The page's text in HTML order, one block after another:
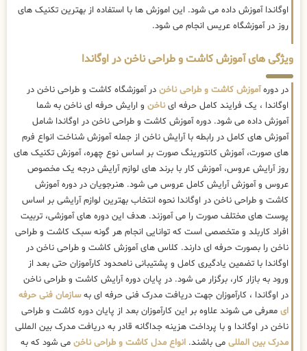
اوگاندا آموزش داده می شود. این اموزش ها با استفاده از بهترین تکنیک های
روز در آموزشگاه عریس انجام می شود.
ویژگی های آموزش کاشت و طراحی ناخن در اوگاندا
در دورهآموزش کاشت و طراحی ناخن در آموزشگاه کاشت و طراحی ناخن در
اوگاندا ، یک فرایند کامل حرفه ایناخن و ارایش حرفه ای ناخن به شما
آموزش داده می شود. دوره آموزش کاشت و طراحی ناخن در اوگاندا شامل
آموزش های کامل در رابطه با آرایش ناخن از جمله آموزش شناخت انواع فرم
های صورت، آموزش کانتورینگ صورت بر اساس نوع چهره، آموزش تکنیک های
روز آرایش عروس، آموزش کار با برند های لوازم آرایش درجه یک مخصوص
عروس و آموزش آرایش کامل عروس می شود. هنرجویان در دوره آموزش
کاشت و طراحی ناخن در اوگاندا نحوه انتخاب بهترین لوازم آرایشی بر اساس
پوست های مختلف صورت را می آموزند. هدف این دوره های آموزشی، تربیت
افراد کاربلد و متخصصی است که توانایی انجام هر گونه سبک کاشت و طراحی
ناخن را بصورت حرفه ای دارند. کلاس های آموزش کاشت و طراحی ناخن در
اوگاندا با تضمین یادگیری کامل و پشتیبانی نامحدود کارآموزان حتی بعد از
ورود به بازار کار، برگزار می شود. در پایان دوره آرایش کاشت و طراحی ناخن
در اوگاندا ، کارآموزان جهت دریافت مدرک فنی حرفه ای بهسازمان فنی حرفه
ای معرفی می شوند علاوه بر این کارآموزان بعد از پایان دوره کاشت و طراحی
ناخن در اوگاندا و با پرداخت هزینه جداگانه قادر به دریافت مدرک بین المللی
مدرک بین المللی می باشند. انواع مدل کاشت و طراحی ناخن می شود که به